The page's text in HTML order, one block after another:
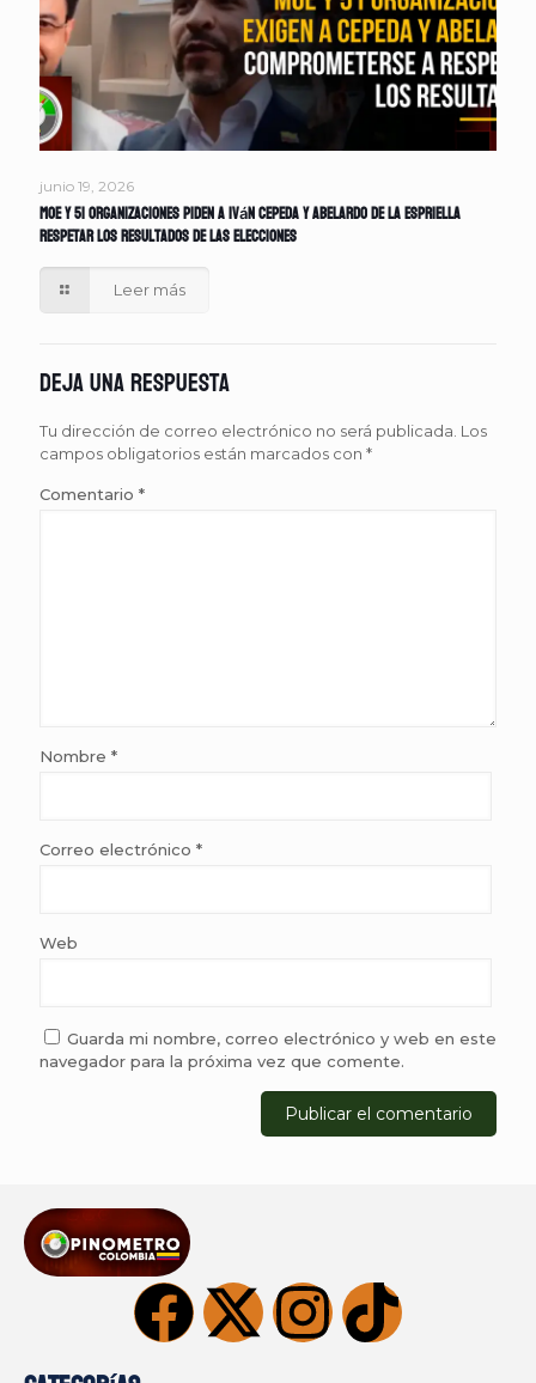
junio 19, 2026
MOE y 51 organizaciones piden a Iván Cepeda y Abelardo de la Espriella
respetar los resultados de las elecciones
Leer más
Deja una respuesta
Tu dirección de correo electrónico no será publicada. Los
campos obligatorios están marcados con *
Comentario *
Nombre *
Correo electrónico *
Web
Guarda mi nombre, correo electrónico y web en este
navegador para la próxima vez que comente.